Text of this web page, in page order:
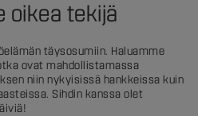
oikea tekijä
täysosumiin. Haluamme
ovat mahdollistamassa
niin nykyisissä hankkeissa kuin
Sihdin kanssa olet